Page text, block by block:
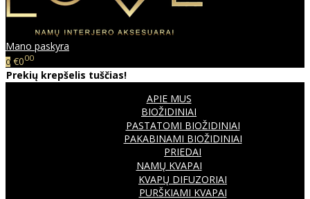
Mano paskyra
0 €000
Prekių krepšelis tuščias!
APIE MUS
BIOŽIDINIAI
PASTATOMI BIOŽIDINIAI
PAKABINAMI BIOŽIDINIAI
PRIEDAI
NAMŲ KVAPAI
KVAPŲ DIFUZORIAI
PURŠKIAMI KVAPAI